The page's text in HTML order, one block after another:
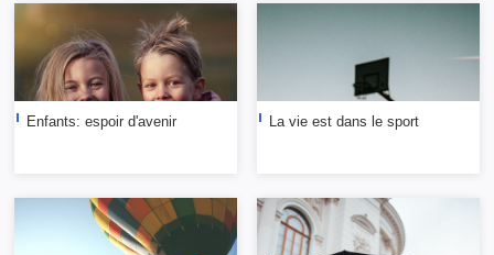
Enfants: espoir d'avenir La vie est dans le sport